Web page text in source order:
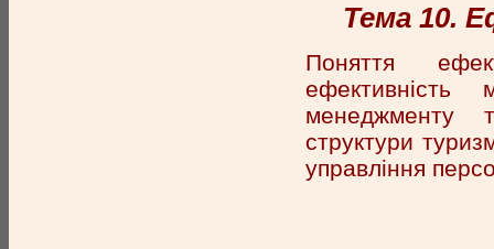
Тема 10.
Поняття
ефективність
менеджменту
структури
управління